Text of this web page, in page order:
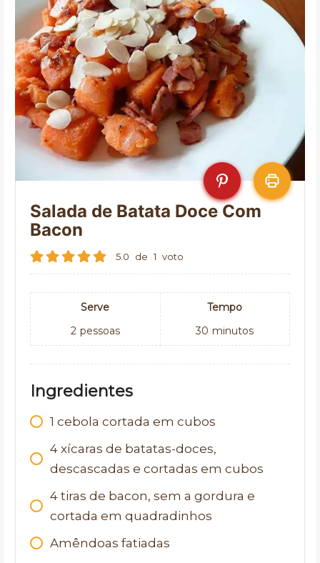
Salada de Batata Doce Com
Bacon
5.0 de 1 voto
Serve
2 pessoas
Tempo
30 minutos
Ingredientes
1 cebola cortada em cubos
4 xícaras de batatas-doces,
descascadas e cortadas em cubos
4 tiras de bacon, sem a gordura e
cortada em quadradinhos
Amêndoas fatiadas